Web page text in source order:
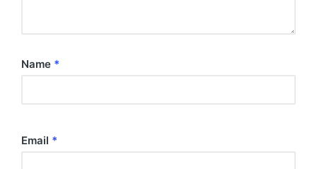
Name *
Email *